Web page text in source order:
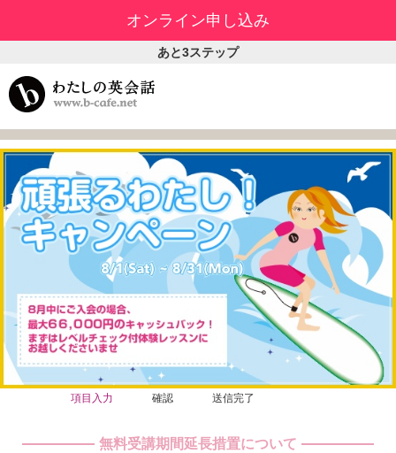
項目入力 確認 送信完了
無料受講期間延長措置について
オンライン申し込み
あと3ステップ